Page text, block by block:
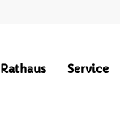
Rathaus Service
Points of